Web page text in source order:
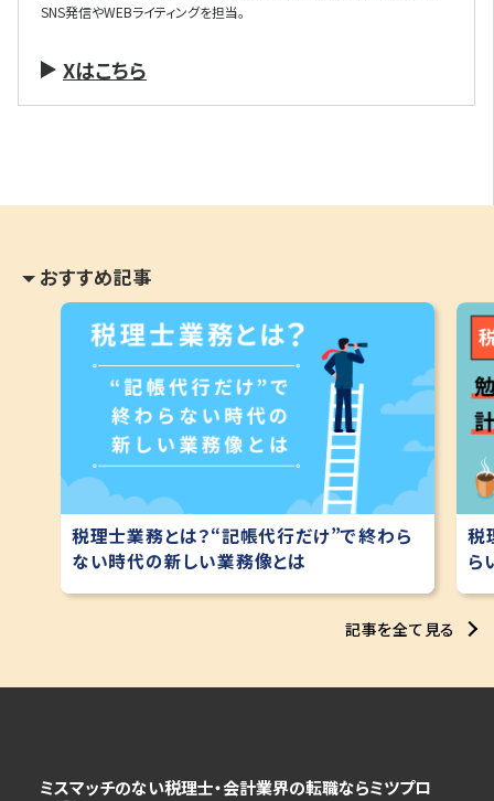
おすすめ記事
税理士業務とは？“記帳代行だけ”で終わら
ない時代の新しい業務像とは
税
ら
記事を全て見る
SNS発信やWEBライティングを担当。
Xはこちら
ミスマッチのない税理士・会計業界の転職ならミツプロ